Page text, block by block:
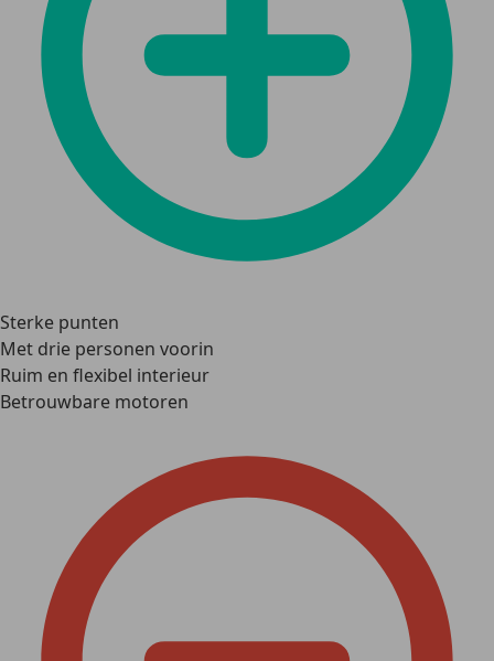
Sterke punten
Met drie personen voorin
Ruim en flexibel interieur
Betrouwbare motoren